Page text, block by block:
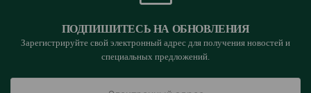
ПОДПИШИТЕСЬ НА ОБНОВЛЕНИЯ
Зарегистрируйте свой электронный адрес для получения новостей и
специальных предложений.